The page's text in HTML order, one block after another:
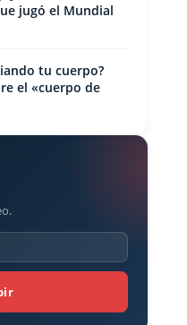
jugó el Mundial
tu cuerpo?
el «cuerpo de